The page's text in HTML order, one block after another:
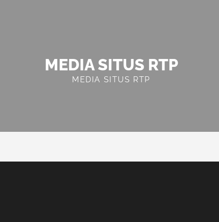
MEDIA SITUS RTP
MEDIA SITUS RTP